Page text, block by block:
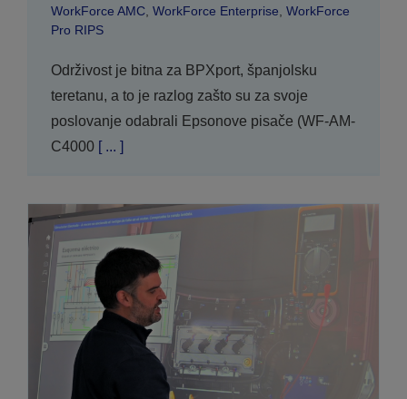
WorkForce AMC, WorkForce Enterprise WorkForce
Pro RIPS
Održivost je bitna za BPXport, španjolsku
teretanu, a to je razlog zašto su za svoje
poslovanje odabrali Epsonove pisače (WF-AM-
C4000[ ... ]